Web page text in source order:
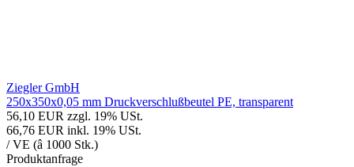
Ziegler GmbH
250x350x0,05 mm Druckverschlußbeutel PE, transparent
56,10 EUR zzgl. 19% USt.
66,76 EUR inkl. 19% USt.
/ VE (â 1000 Stk.)
Produktanfrage